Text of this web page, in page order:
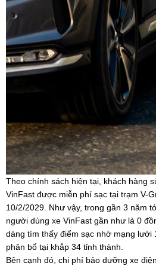
Theo chính sách hiện tại, khách hàng
VinFast được miễn phí sạc tại trạm V-
10/2/2029. Như vậy, trong gần 3 năm
người dùng xe VinFast gần như là 0
dàng tìm thấy điểm sạc nhờ mạng lưới
phân bổ tại khắp 34 tỉnh thành.
Bên cạnh đó, chi phí bảo dưỡng xe